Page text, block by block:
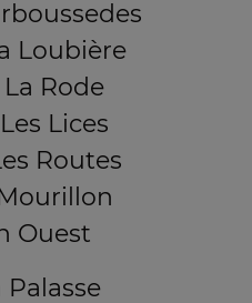
Loubière
Rode
Lices
Routes
Ouest